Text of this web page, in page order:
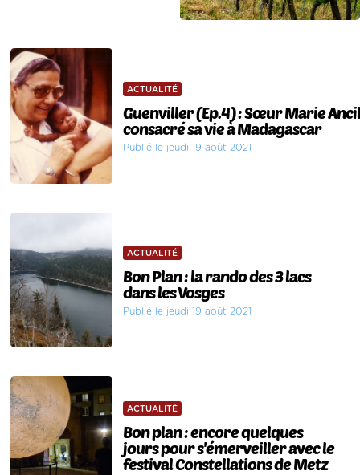
ACTUALITÉ
Guenviller (Ep.4) : Sœur Marie
consacré sa vie à Madagascar
Publié le jeudi 19 août 2021
ACTUALITÉ
Bon Plan : la rando des 3 lacs
dans les Vosges
Publié le jeudi 19 août 2021
ACTUALITÉ
Bon plan : encore quelques
jours pour s'émerveiller avec le
festival Constellations de Metz